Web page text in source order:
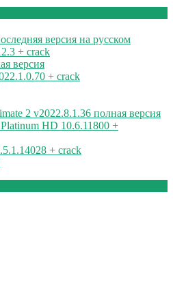
версия на русском
+ crack
версия
+ crack
2 v2022.8.1.36 полная версия
HD 10.6.11800 +
+ crack